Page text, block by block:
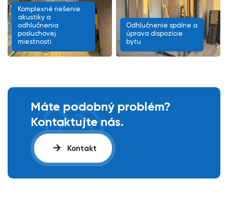
Komplexné riešenie
akustiky a
odhlučnenia
posluchovej
miestnosti
Odhlučnenie spálne a
úprava dispozície
bytu
Máte podobný problém?
Kontaktujte nás.
Kontakt